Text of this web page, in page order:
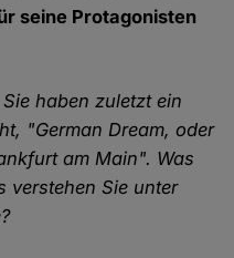
seine Protagonisten
haben zuletzt ein
"German Dream, oder
am Main". Was
verstehen Sie unter